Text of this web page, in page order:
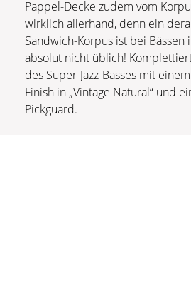
Pappel-Decke zudem vom
wirklich allerhand, denn ein
Sandwich-Korpus ist bei Bässen
absolut nicht üblich!
des Super-Jazz-Basses mit
Finish in „Vintage Natural“ und
Pickguard.